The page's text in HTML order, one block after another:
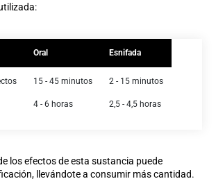
Oral Esnifada
15 - 45 minutos
4 - 6 horas
2 - 15 minutos
2,5 - 4,5 horas
los efectos de esta sustancia puede
llevándote a consumir más cantidad.